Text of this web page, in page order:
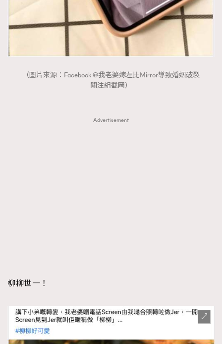
（圖片來源：Facebook @我老婆嫁左比Mirror導致婚姻破裂
關注組截圖）
Advertisement
柳柳世一！